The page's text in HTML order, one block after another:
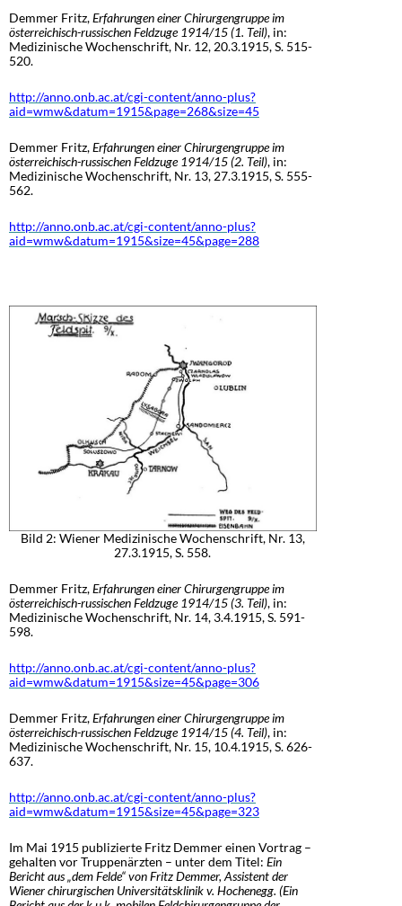
Demmer Fritz,Erfahrungen einer Chirurgengruppe im
österreichisch-russischen Feldzuge 1914/15 (1. Teil), in:
Medizinische Wochenschrift, Nr. 12, 20.3.1915, S. 515-
520.
http://anno.onb.ac.at/cgi-content/anno-plus?
aid=wmw&datum=1915&page=268&size=45
Demmer Fritz,Erfahrungen einer Chirurgengruppe im
österreichisch-russischen Feldzuge 1914/15 (2. Teil), in:
Medizinische Wochenschrift, Nr. 13, 27.3.1915, S. 555-
562.
http://anno.onb.ac.at/cgi-content/anno-plus?
aid=wmw&datum=1915&size=45&page=288
Bild 2: Wiener Medizinische Wochenschrift, Nr. 13,
27.3.1915, S. 558.
Demmer Fritz,Erfahrungen einer Chirurgengruppe im
österreichisch-russischen Feldzuge 1914/15 (3. Teil), in:
Medizinische Wochenschrift, Nr. 14, 3.4.1915, S. 591-
598.
http://anno.onb.ac.at/cgi-content/anno-plus?
aid=wmw&datum=1915&size=45&page=306
Demmer Fritz,Erfahrungen einer Chirurgengruppe im
österreichisch-russischen Feldzuge 1914/15 (4. Teil), in:
Medizinische Wochenschrift, Nr. 15, 10.4.1915, S. 626-
637.
http://anno.onb.ac.at/cgi-content/anno-plus?
aid=wmw&datum=1915&size=45&page=323
Im Mai 1915 publizierte Fritz Demmer einen Vortrag –
gehalten vor Truppenärzten – unter dem Titel: Ein
Bericht aus „dem Felde“ von Fritz Demmer, Assistent der
Wiener chirurgischen Universitätsklinik v. Hochenegg. (Ein